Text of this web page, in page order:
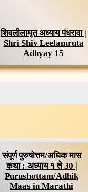
शिवलीलामृत अध्याय पंधरावा |
Shri Shiv Leelamruta
Adhyay 15
संपूर्ण पुरुषोत्तम/अधिक मास
कथा : अध्याय १ ते 30 |
Purushottam/Adhik
Maas in Marathi